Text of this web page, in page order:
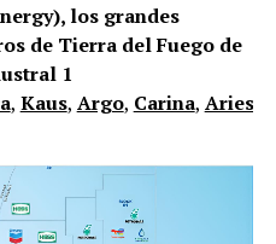
los grandes
de Tierra del Fuego de
1
, Kaus, Argo, Carina, Aries